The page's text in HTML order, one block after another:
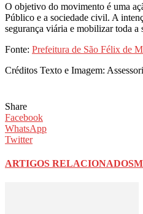
O objetivo do movimento é uma
Público e a sociedade civil. A
segurança viária e mobilizar toda a
Fonte: Prefeitura de São Félix de
Créditos Texto e Imagem:
Share
Facebook
WhatsApp
Twitter
ARTIGOS RELACIONADOS